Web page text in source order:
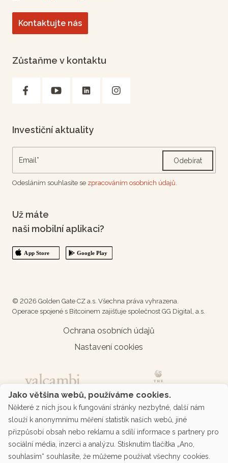
Kontaktujte nás
Zůstaňme v kontaktu
Investiční aktuality
Odebírat
Odesláním souhlasíte se zpracováním osobních údajů.
Už máte
naši mobilní aplikaci?
© 2026 Golden Gate CZ a.s. Všechna práva vyhrazena.
Operace spojené s Bitcoinem zajišťuje společnost GG Digital, a.s.
Ochrana osobních údajů
Nastavení cookies
Jako většina webů, používáme cookies.
Některé z nich jsou k fungování stránky nezbytné, další nám
slouží k anonymnímu měření statistik našich webů, jiné
přizpůsobí obsah nebo reklamu a sdílí informace s partnery pro
sociální média, inzerci a analýzu. Stisknutím tlačítka „Ano,
souhlasím“ souhlasíte, že můžeme používat všechny cookies.